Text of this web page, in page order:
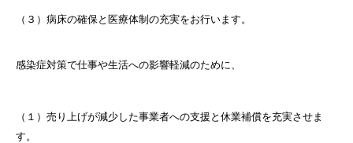
（３）病床の確保と医療体制の充実をお行います。
感染症対策で仕事や生活への影響軽減のために、
（１）売り上げが減少した事業者への支援と休業補償を充実させま
す。